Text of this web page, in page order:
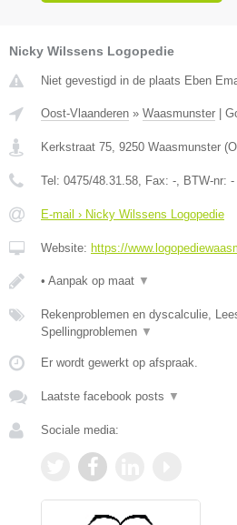
Nicky Wilssens Logopedie
Niet gevestigd in de plaats Eben
Oost-Vlaanderen » Waasmunster
Kerkstraat 75 9250 Waasmunster (
Tel: 0475/48.31.58 , Fax: - , BTW-nr: -
E-mail › Nicky Wilssens Logopedie
Website: https://
• Aanpak op maat ▼
Rekenproblemen en dyscalculie,
Spellingproblemen ▼
Er wordt gewerkt op afspraak.
Laatste facebook posts ▼
Sociale media: